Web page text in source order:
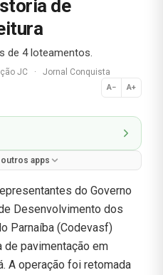
de
de 4 loteamentos.
JC · Jornal Conquista
A− A+
Normal
apps
do Governo
Desenvolvimento dos
Parnaíba (Codevasf)
de pavimentação em
A operação foi retomada